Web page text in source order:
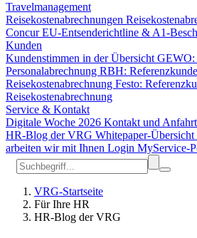
Travelmanagement
Reisekostenabrechnungen
ConcurEU-Entsenderichtline & A1-
Kunden
Kundenstimmen in der Übersicht GEWO:
Personalabrechnung RBH:
Reisekostenabrechnung Festo:
Reisekostenabrechnung
Service & Kontakt
Digitale Woche 2026 Kontakt und Anfahrt
HR-Blog der VRG Whitepaper-Übersicht
arbeiten wir mit Ihnen Login MyService-
VRG-Startseite
Für Ihre HR
HR-Blog der VRG